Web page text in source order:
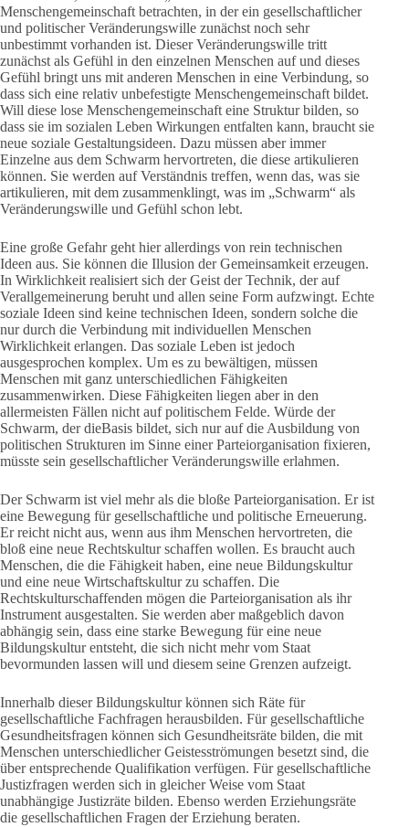
Menschengemeinschaft betrachten, in der ein gesellschaftlicher
und politischer Veränderungswille zunächst noch sehr
unbestimmt vorhanden ist. Dieser Veränderungswille tritt
zunächst als Gefühl in den einzelnen Menschen auf und dieses
Gefühl bringt uns mit anderen Menschen in eine Verbindung, so
dass sich eine relativ unbefestigte Menschengemeinschaft bildet.
Will diese lose Menschengemeinschaft eine Struktur bilden, so
dass sie im sozialen Leben Wirkungen entfalten kann, braucht sie
neue soziale Gestaltungsideen. Dazu müssen aber immer
Einzelne aus dem Schwarm hervortreten, die diese artikulieren
können. Sie werden auf Verständnis treffen, wenn das, was sie
artikulieren, mit dem zusammenklingt, was im „Schwarm“ als
Veränderungswille und Gefühl schon lebt.
Eine große Gefahr geht hier allerdings von rein technischen
Ideen aus. Sie können die Illusion der Gemeinsamkeit erzeugen.
In Wirklichkeit realisiert sich der Geist der Technik, der auf
Verallgemeinerung beruht und allen seine Form aufzwingt. Echte
soziale Ideen sind keine technischen Ideen, sondern solche die
nur durch die Verbindung mit individuellen Menschen
Wirklichkeit erlangen. Das soziale Leben ist jedoch
ausgesprochen komplex. Um es zu bewältigen, müssen
Menschen mit ganz unterschiedlichen Fähigkeiten
zusammenwirken. Diese Fähigkeiten liegen aber in den
allermeisten Fällen nicht auf politischem Felde. Würde der
Schwarm, der dieBasis bildet, sich nur auf die Ausbildung von
politischen Strukturen im Sinne einer Parteiorganisation fixieren,
müsste sein gesellschaftlicher Veränderungswille erlahmen.
Der Schwarm ist viel mehr als die bloße Parteiorganisation. Er ist
eine Bewegung für gesellschaftliche und politische Erneuerung.
Er reicht nicht aus, wenn aus ihm Menschen hervortreten, die
bloß eine neue Rechtskultur schaffen wollen. Es braucht auch
Menschen, die die Fähigkeit haben, eine neue Bildungskultur
und eine neue Wirtschaftskultur zu schaffen. Die
Rechtskulturschaffenden mögen die Parteiorganisation als ihr
Instrument ausgestalten. Sie werden aber maßgeblich davon
abhängig sein, dass eine starke Bewegung für eine neue
Bildungskultur entsteht, die sich nicht mehr vom Staat
bevormunden lassen will und diesem seine Grenzen aufzeigt.
Innerhalb dieser Bildungskultur können sich Räte für
gesellschaftliche Fachfragen herausbilden. Für gesellschaftliche
Gesundheitsfragen können sich Gesundheitsräte bilden, die mit
Menschen unterschiedlicher Geistesströmungen besetzt sind, die
über entsprechende Qualifikation verfügen. Für gesellschaftliche
Justizfragen werden sich in gleicher Weise vom Staat
unabhängige Justizräte bilden. Ebenso werden Erziehungsräte
die gesellschaftlichen Fragen der Erziehung beraten.